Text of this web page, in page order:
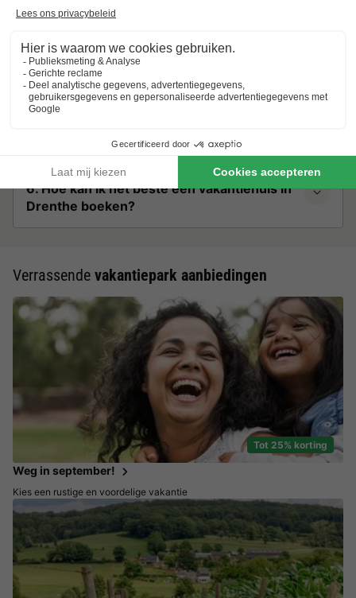
in Drenthe?
5. Wat zijn leuke activiteiten in en rond
6. Hoe kan ik het beste een vakantiehuis in
Drenthe boeken?
Verrassende vakantiepark aanbiedingen
Tot 25% korting
Weg in september!
Kies een rustige en voordelige vakantie